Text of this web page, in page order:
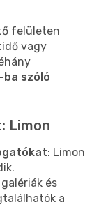
felületen
vagy
szóló
Limon
: Limon
és
a